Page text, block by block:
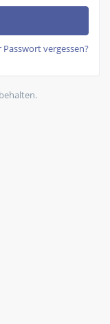
Passwort vergessen?